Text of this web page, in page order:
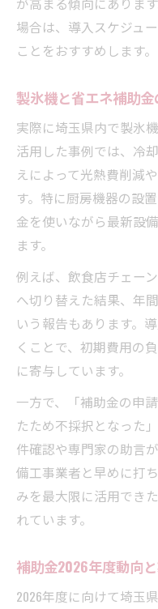
場合は、導入スケジュ
ことをおすすめします。
製氷機と省エネ補助
実際に埼玉県内で製氷
活用した事例では、冷
えによって光熱費削減
す。特に厨房機器の設
金を使いながら最新設
ます。
例えば、飲食店チェー
へ切り替えた結果、年
いう報告もあります。
くことで、初期費用の
に寄与しています。
一方で、「補助金の申
たため不採択となった
件確認や専門家の助言
備工事業者と早めに打
みを最大限に活用でき
れています。
補助金2026年度動向
2026年度に向けて埼玉